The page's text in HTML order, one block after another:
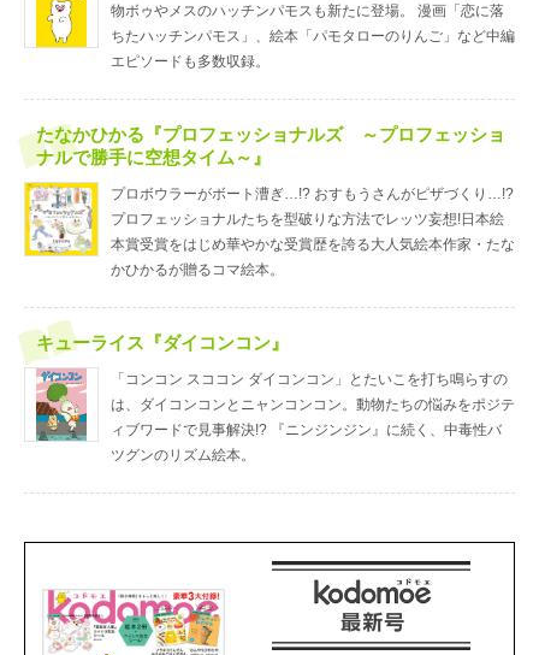
物ボゥやメスのハッチンパモスも新たに登場。 漫画「恋に落
ちたハッチンパモス」、絵本「パモタローのりんご」など中編
エピソードも多数収録。
たなかひかる『プロフェッショナルズ ～プロフェッショ
ナルで勝手に空想タイム～』
プロボウラーがボート漕ぎ…!? おすもうさんがピザづくり…!?
プロフェッショナルたちを型破りな方法でレッツ妄想!日本絵
本賞受賞をはじめ華やかな受賞歴を誇る大人気絵本作家・たな
かひかるが贈るコマ絵本。
キューライス『ダイコンコン』
「コンコン スココン ダイコンコン」とたいこを打ち鳴らすの
は、ダイコンコンとニャンコンコン。動物たちの悩みをポジテ
ィブワードで見事解決!? 『ニンジンジン』に続く、中毒性バ
ツグンのリズム絵本。